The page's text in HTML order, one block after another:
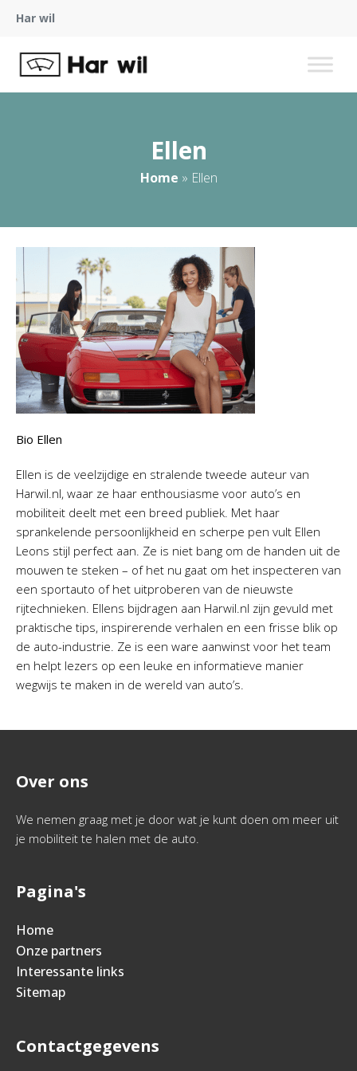
Har wil
Ellen
Home » Ellen
Bio Ellen
Ellen is de veelzijdige en stralende tweede auteur van
Harwil.nl, waar ze haar enthousiasme voor auto’s en
mobiliteit deelt met een breed publiek. Met haar
sprankelende persoonlijkheid en scherpe pen vult Ellen
Leons stijl perfect aan. Ze is niet bang om de handen uit de
mouwen te steken – of het nu gaat om het inspecteren van
een sportauto of het uitproberen van de nieuwste
rijtechnieken. Ellens bijdragen aan Harwil.nl zijn gevuld met
praktische tips, inspirerende verhalen en een frisse blik op
de auto-industrie. Ze is een ware aanwinst voor het team
en helpt lezers op een leuke en informatieve manier
wegwijs te maken in de wereld van auto’s.
Over ons
We nemen graag met je door wat je kunt doen om meer uit
je mobiliteit te halen met de auto.
Pagina's
Home
Onze partners
Interessante links
Sitemap
Contactgegevens